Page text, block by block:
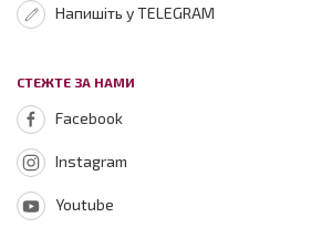
Напишіть у TELEGRAM
СТЕЖТЕ ЗА НАМИ
Facebook
Instagram
Youtube